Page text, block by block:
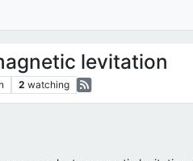
levitation
2 watching